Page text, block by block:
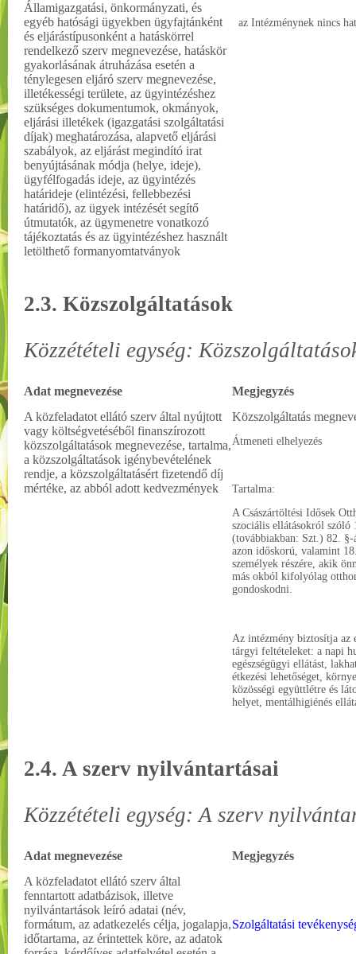
Államigazgatási, önkormányzati, és
egyéb hatósági ügyekben ügyfajtánként
és eljárástípusonként a hatáskörrel
rendelkező szerv megnevezése, hatáskör
gyakorlásának átruházása esetén a
ténylegesen eljáró szerv megnevezése,
illetékességi területe, az ügyintézéshez
szükséges dokumentumok, okmányok,
eljárási illetékek (igazgatási szolgáltatási
díjak) meghatározása, alapvető eljárási
szabályok, az eljárást megindító irat
benyújtásának módja (helye, ideje),
ügyfélfogadás ideje, az ügyintézés
határideje (elintézési, fellebbezési
határidő), az ügyek intézését segítő
útmutatók, az ügymenetre vonatkozó
tájékoztatás és az ügyintézéshez használt
letölthető formanyomtatványok
az Intézménynek nincs
2.3. Közszolgáltatások
Közzétételi egység:
Adat megnevezése
Megjegyzés
A közfeladatot ellátó szerv által nyújtott
vagy költségvetéséből finanszírozott
közszolgáltatások megnevezése, tartalma,
a közszolgáltatások igénybevételének
rendje, a közszolgáltatásért fizetendő díj
mértéke, az abból adott kedvezmények
Közszolgáltatás
Átmeneti elhelyezés
Tartalma:
A Császártöltési Idősek
szociális ellátásokról
(továbbiakban: Szt.) 82.
azon időskorú, valamint
személyek részére, akik
más okból kifolyólag
gondoskodni.
Az intézmény biztosítja az
tárgyi feltételeket: a napi
egészségügyi ellátást,
étkezési lehetőséget,
közösségi együttlétre és
helyet, mentálhigiénés
2.4. A szerv nyilvántartásai
Közzétételi egység: A szerv
Adat megnevezése
Megjegyzés
A közfeladatot ellátó szerv által
fenntartott adatbázisok, illetve
nyilvántartások leíró adatai (név,
formátum, az adatkezelés célja, jogalapja,
időtartama, az érintettek köre, az adatok
Szolgáltatási